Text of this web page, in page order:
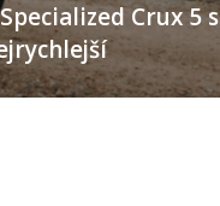
Crux 5 s